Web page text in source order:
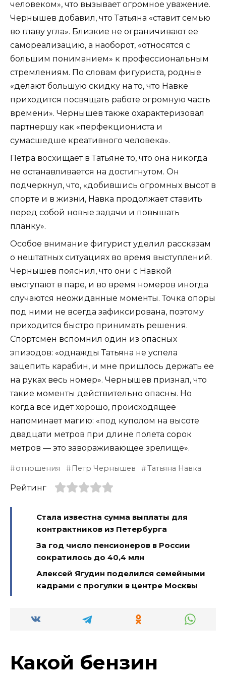
человеком», что вызывает огромное уважение.
Чернышев добавил, что Татьяна «ставит семью
во главу угла». Близкие не ограничивают ее
самореализацию, а наоборот, «относятся с
большим пониманием» к профессиональным
стремлениям. По словам фигуриста, родные
«делают большую скидку на то, что Навке
приходится посвящать работе огромную часть
времени». Чернышев также охарактеризовал
партнершу как «перфекциониста и
сумасшедше креативного человека».
Петра восхищает в Татьяне то, что она никогда
не останавливается на достигнутом. Он
подчеркнул, что, «добившись огромных высот в
спорте и в жизни, Навка продолжает ставить
перед собой новые задачи и повышать
планку».
Особое внимание фигурист уделил рассказам
о нештатных ситуациях во время выступлений.
Чернышев пояснил, что они с Навкой
выступают в паре, и во время номеров иногда
случаются неожиданные моменты. Точка опоры
под ними не всегда зафиксирована, поэтому
приходится быстро принимать решения.
Спортсмен вспомнил один из опасных
эпизодов: «однажды Татьяна не успела
зацепить карабин, и мне пришлось держать ее
на руках весь номер». Чернышев признал, что
такие моменты действительно опасны. Но
когда все идет хорошо, происходящее
напоминает магию: «под куполом на высоте
двадцати метров при длине полета сорок
метров — это завораживающее зрелище».
отношения Петр Чернышев Татьяна Навка
Рейтинг
Стала известна сумма выплаты для
контрактников из Петербурга
За год число пенсионеров в России
сократилось до 40,4 млн
Алексей Ягудин поделился семейными
кадрами с прогулки в центре Москвы
Какой бензин